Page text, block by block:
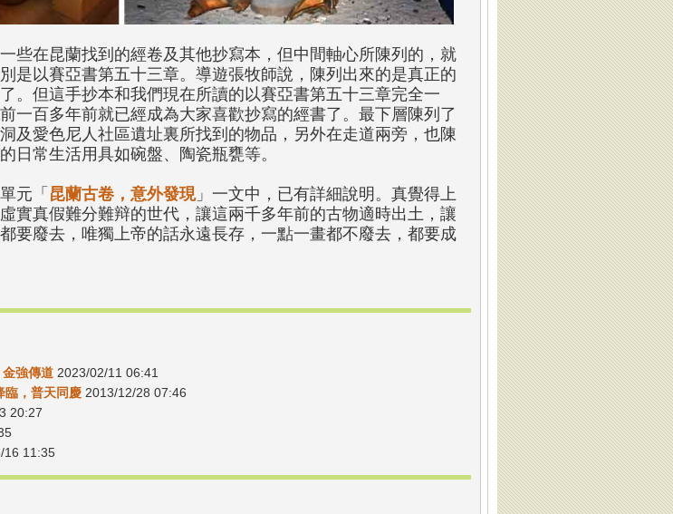
些在昆蘭找到的經卷及其他抄寫本，但中間軸心所陳列的，就
是以賽亞書第五十三章。導遊張牧師說，陳列出來的是真正的
。但這手抄本和我們現在所讀的以賽亞書第五十三章完全一
一百多年前就已經成為大家喜歡抄寫的經書了。最下層陳列了
及愛色尼人社區遺址裏所找到的物品，另外在走道兩旁，也陳
日常生活用具如碗盤、陶瓷瓶甕等。
元「 昆蘭古卷，意外發現」一文中，已有詳細說明。真覺得上
實真假難分難辩的世代，讓這兩千多年前的古物適時出土，讓
要廢去，唯獨上帝的話永遠長存，一點一畫都不廢去，都要成
強傳道2023/02/11 06:41
臨，普天同慶2013/12/28 07:46
20:27
11:35